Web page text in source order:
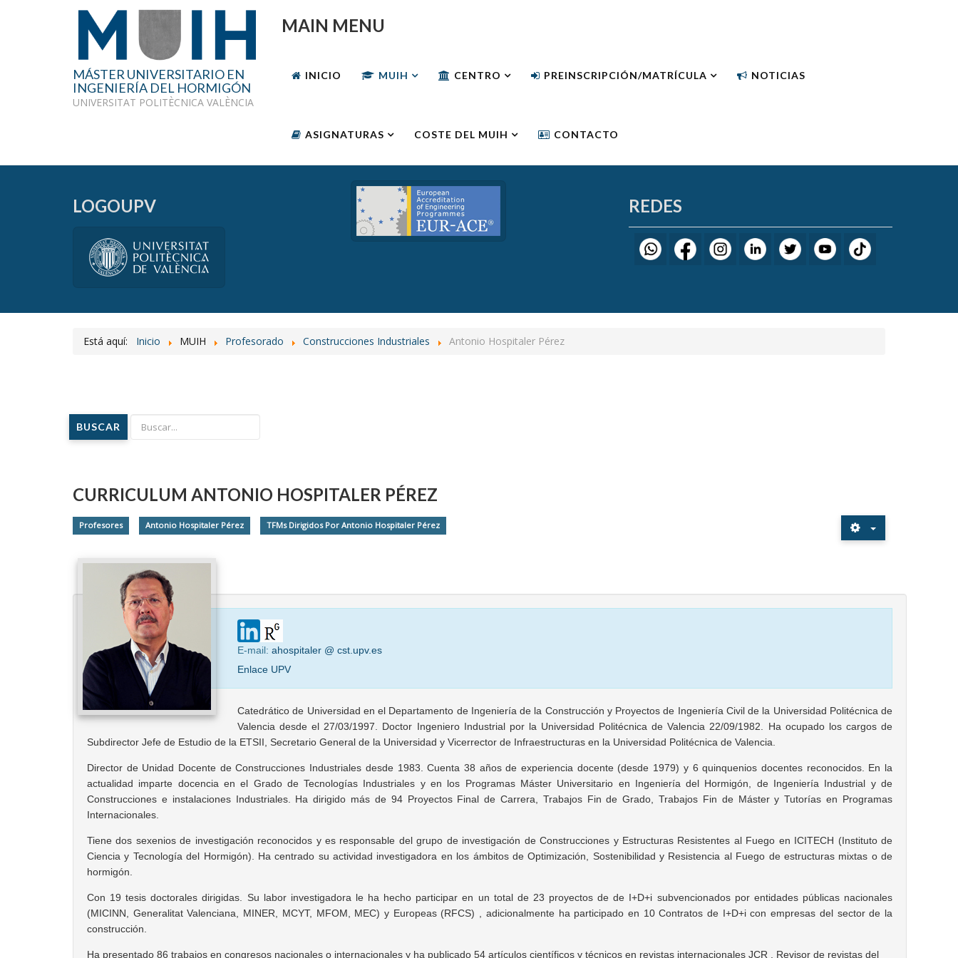
MÁSTER UNIVERSITARIO EN
INGENIERÍA DEL HORMIGÓN
UNIVERSITAT POLITÈCNICA VALÈNCIA
MAIN MENU
INICIO MUIH CENTRO PREINSCRIPCIÓN/MATRÍCULA NOTICIAS
ASIGNATURAS COSTE DEL MUIH CONTACTO
LOGOUPV REDES
Está aquí: Inicio MUIH Profesorado Construcciones Industriales Antonio Hospitaler Pérez
BUSCAR
CURRICULUM ANTONIO HOSPITALER PÉREZ
Profesores Antonio Hospitaler Pérez TFMs Dirigidos Por Antonio Hospitaler Pérez
E-mail: ahospitaler @ cst.upv.es
Enlace UPV
Catedrático de Universidad en el Departamento de Ingeniería de la Construcción y Proyectos de Ingeniería Civil de la Universidad Politécnica de
Valencia desde el 27/03/1997. Doctor Ingeniero Industrial por la Universidad Politécnica de Valencia 22/09/1982. Ha ocupado los cargos de
Subdirector Jefe de Estudio de la ETSII, Secretario General de la Universidad y Vicerrector de Infraestructuras en la Universidad Politécnica de Valencia.
Director de Unidad Docente de Construcciones Industriales desde 1983. Cuenta 38 años de experiencia docente (desde 1979) y 6 quinquenios docentes reconocidos. En la
actualidad imparte docencia en el Grado de Tecnologías Industriales y en los Programas Máster Universitario en Ingeniería del Hormigón, de Ingeniería Industrial y de
Construcciones e instalaciones Industriales. Ha dirigido más de 94 Proyectos Final de Carrera, Trabajos Fin de Grado, Trabajos Fin de Máster y Tutorías en Programas
Internacionales.
Tiene dos sexenios de investigación reconocidos y es responsable del grupo de investigación de Construcciones y Estructuras Resistentes al Fuego en ICITECH (Instituto de
Ciencia y Tecnología del Hormigón). Ha centrado su actividad investigadora en los ámbitos de Optimización, Sostenibilidad y Resistencia al Fuego de estructuras mixtas o de
hormigón.
Con 19 tesis doctorales dirigidas. Su labor investigadora le ha hecho participar en un total de 23 proyectos de de I+D+i subvencionados por entidades públicas nacionales
(MICINN, Generalitat Valenciana, MINER, MCYT, MFOM, MEC) y Europeas (RFCS) , adicionalmente ha participado en 10 Contratos de I+D+i con empresas del sector de la
construcción.
Ha presentado 86 trabajos en congresos nacionales o internacionales y ha publicado 54 artículos científicos y técnicos en revistas internacionales JCR . Revisor de revistas del